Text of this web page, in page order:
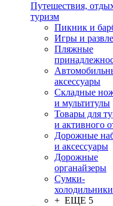
Путешествия,
туризм
Пикник и
Игры и
Пляжные
аксессуары
Складные
и мультитулы
Товары для
и активного
Дорожные
и аксессуары
Дорожные
органайзеры
Сумки-
холодильники
+ ЕЩЕ 5